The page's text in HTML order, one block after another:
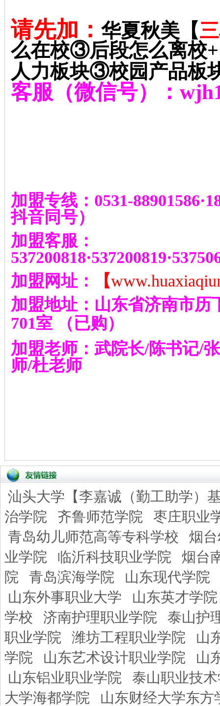
请先加： 华夏秋美【
么在校③后段怎么离校+
人力板块③校园产品板
客服（微信号）：
加盟专线： 0531-88901586·
抖音同号）
加盟客服：
537200818·537200819·
加盟网址：
【
加盟地址：山东省济南市历
701室
（已购）
加盟老师：武院长/陈书记/
师/杜老师
汕头大学【李嘉诚（勤工助学）
治学院
齐鲁师范学院
枣庄职业
青岛幼儿师范高等专科学校
烟
业学院
临沂科技职业学院
烟台
院
青岛滨海学院
山东现代学院
山东外事职业大学
山东英才学院
学校
济南护理职业学院
泰山护
职业学院
潍坊工程职业学院
山
学院
山东艺术设计职业学院
山
山东铝业职业学院
泰山职业技
大学海都学院
山东财经大学东方